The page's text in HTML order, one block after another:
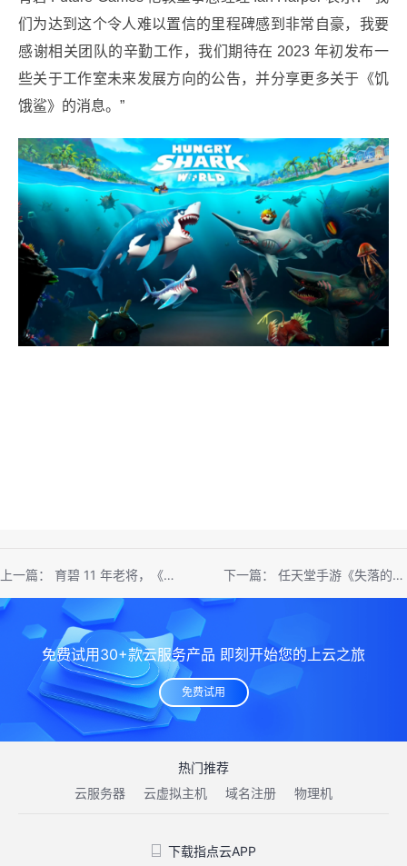
们为达到这个令人难以置信的里程碑感到非常自豪，我要
感谢相关团队的辛勤工作，我们期待在 2023 年初发布一
些关于工作室未来发展方向的公告，并分享更多关于《饥
饿鲨》的消息。”
上一篇： 育碧 11 年老将，《细胞分裂》重制版导演 David Grivel 宣布离职 下一篇： 任天堂手游《失落的龙约》今日结束运营
免费试用30+款云服务产品 即刻开始您的上云之旅
免费试用
热门推荐
云服务器
云虚拟主机 域名注册 物理机
下载指点云APP